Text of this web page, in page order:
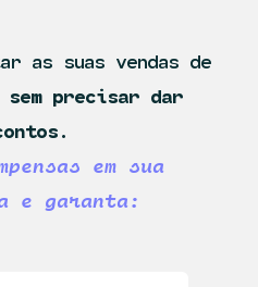
as suas vendas de
precisar dar
.
em sua
e garanta: